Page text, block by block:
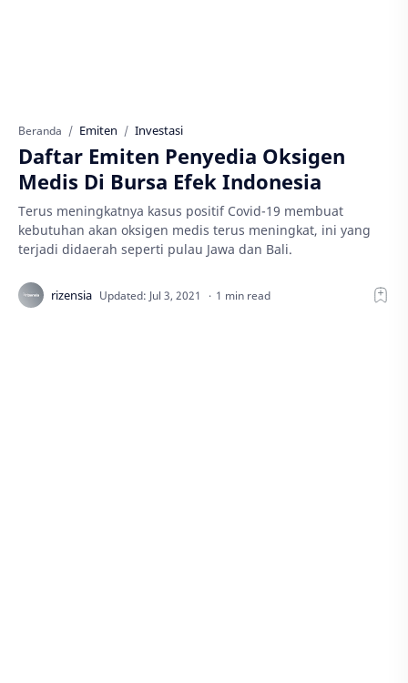
Beranda Emiten Investasi
Daftar Emiten Penyedia Oksigen
Medis Di Bursa Efek Indonesia
Terus meningkatnya kasus positif Covid-19 membuat
kebutuhan akan oksigen medis terus meningkat, ini yang
terjadi didaerah seperti pulau Jawa dan Bali.
1 min read